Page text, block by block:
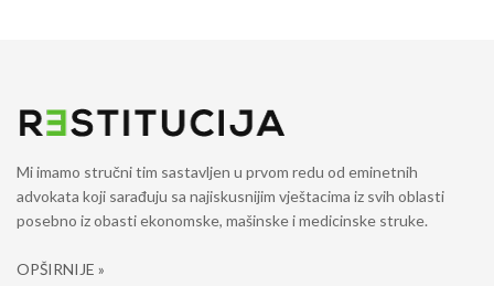
Mi imamo stručni tim sastavljen u prvom redu od eminetnih
advokata koji sarađuju sa najiskusnijim vještacima iz svih oblasti
posebno iz obasti ekonomske, mašinske i medicinske struke.
OPŠIRNIJE »